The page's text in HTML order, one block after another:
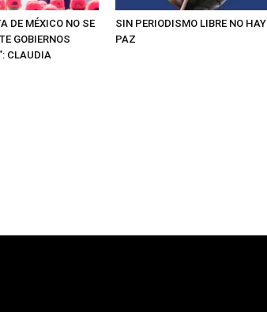
DE MÉXICO NO SE
GOBIERNOS
CLAUDIA
SIN PERIODISMO LIBRE NO HAY
PAZ